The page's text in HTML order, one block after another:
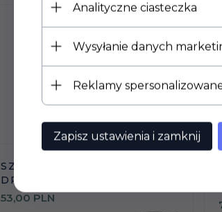
SZCZOTKA YORK
DREWNIANA NATURALNA
53,00 PLN
Analityczne ciasteczka
Wysyłanie danych
Reklamy
Zapisz ustawienia i zamknij